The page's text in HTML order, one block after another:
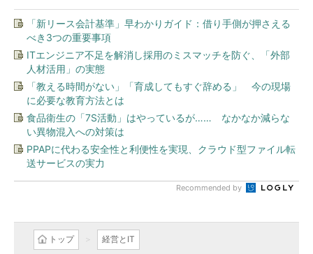
「新リース会計基準」早わかりガイド：借り手側が押さえる
べき3つの重要事項
ITエンジニア不足を解消し採用のミスマッチを防ぐ、「外部
人材活用」の実態
「教える時間がない」「育成してもすぐ辞める」 今の現場
に必要な教育方法とは
食品衛生の「7S活動」はやっているが…… なかなか減らな
い異物混入への対策は
PPAPに代わる安全性と利便性を実現、クラウド型ファイル転
送サービスの実力
Recommended by
トップ 経営とIT